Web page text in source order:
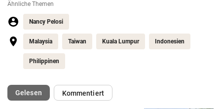
Ähnliche Themen
Nancy Pelosi
Malaysia Taiwan Kuala Lumpur Indonesien
Philippinen
Gelesen(ausgewählt)Kommentiert